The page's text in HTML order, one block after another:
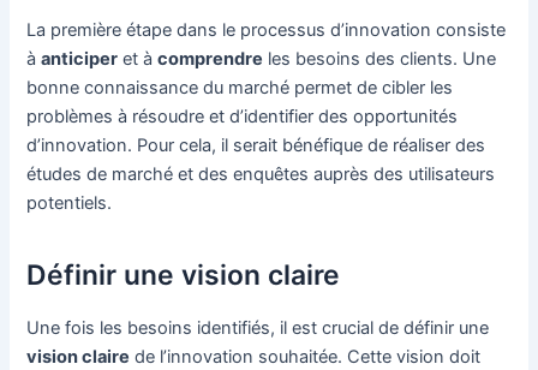
La première étape dans le processus d’innovation consiste
àanticiper et àcomprendre les besoins des clients. Une
bonne connaissance du marché permet de cibler les
problèmes à résoudre et d’identifier des opportunités
d’innovation. Pour cela, il serait bénéfique de réaliser des
études de marché et des enquêtes auprès des utilisateurs
potentiels.
Définir une vision claire
Une fois les besoins identifiés, il est crucial de définir une
vision claire de l’innovation souhaitée. Cette vision doit